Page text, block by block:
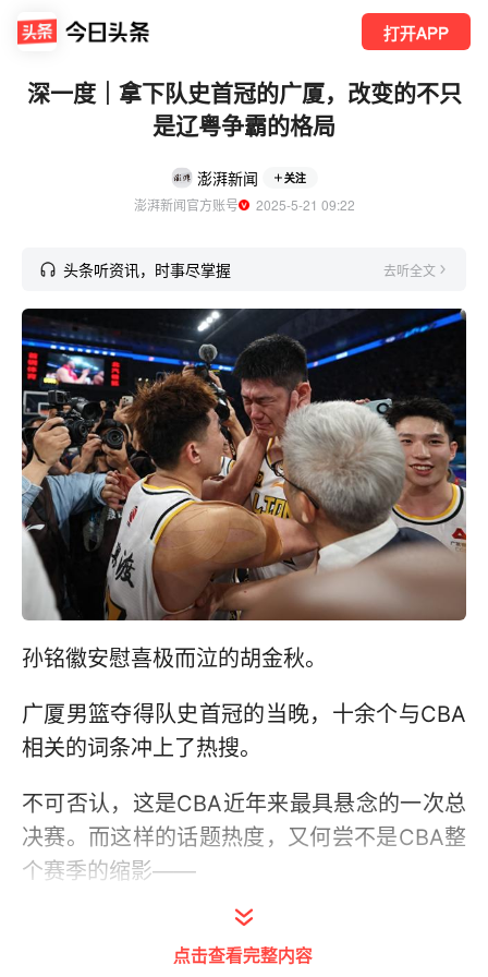
打开APP
深一度｜拿下队史首冠的广厦，改变的不只
是辽粤争霸的格局
澎湃新闻 关注
澎湃新闻官方账号
  2025-5-21 09:22
头条听资讯，时事尽掌握 去听全文
孙铭徽安慰喜极而泣的胡金秋。
广厦男篮夺得队史首冠的当晚，十余个与CBA
相关的词条冲上了热搜。
不可否认，这是CBA近年来最具悬念的一次总
决赛。而这样的话题热度，又何尝不是CBA整
个赛季的缩影——
从休赛期周琦、郭艾伦等本土球星更换东家，
到4节7人次外援政策对联盟的冲击，到上海男
点击查看完整内容